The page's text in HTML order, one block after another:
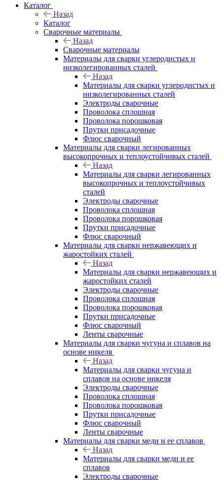
Каталог
Назад
Каталог
Сварочные материалы
Назад
Сварочные материалы
Материалы для сварки углеродистых и
низколегированных сталей
Назад
Материалы для сварки углеродистых и
низколегированных сталей
Электроды сварочные
Проволока сплошная
Проволока порошковая
Прутки присадочные
Флюс сварочный
Материалы для сварки легированных
высокопрочных и теплоустойчивых сталей
Назад
Материалы для сварки легированных
высокопрочных и теплоустойчивых
сталей
Электроды сварочные
Проволока сплошная
Проволока порошковая
Прутки присадочные
Флюс сварочный
Материалы для сварки нержавеющих и
жаростойких сталей
Назад
Материалы для сварки нержавеющих и
жаростойких сталей
Электроды сварочные
Проволока сплошная
Проволока порошковая
Прутки присадочные
Флюс сварочный
Ленты сварочные
Материалы для сварки чугуна и сплавов на
основе никеля
Назад
Материалы для сварки чугуна и
сплавов на основе никеля
Электроды сварочные
Проволока сплошная
Проволока порошковая
Прутки присадочные
Флюс сварочный
Ленты сварочные
Материалы для сварки меди и ее сплавов
Назад
Материалы для сварки меди и ее
сплавов
Электроды сварочные